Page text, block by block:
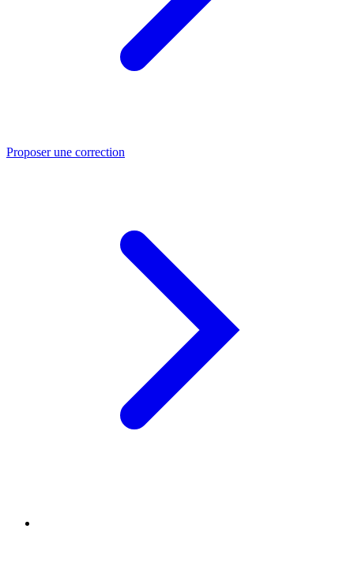
Proposer une correction